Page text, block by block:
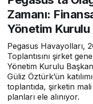
Zamanı:
Yönetim
Pegasus Havayolları,
Toplantısını şirket
Yönetim Kurulu
Güliz Öztürk’ün
toplantıda, şirketin
planları ele alınıyor.